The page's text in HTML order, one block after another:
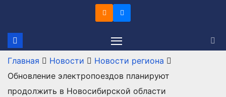
содержимому
Главная Новости
Новости региона
Обновление электропоездов планируют
продолжить в Новосибирской области